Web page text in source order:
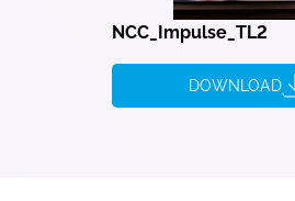
NCC_Impulse_TL2
DOWNLOAD